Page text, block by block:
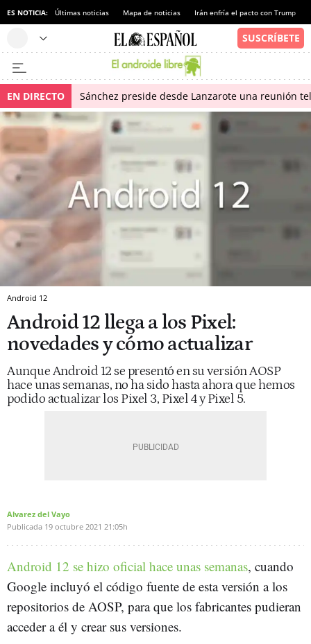
ES NOTICIA: Últimas noticias Mapa de noticias Irán enfría el pacto con Trump
EN DIRECTO Sánchez preside desde Lanzarote una reunión
Android 12
Android 12 llega a los Pixel:
novedades y cómo actualizar
Aunque Android 12 se presentó en su versión AOSP
hace unas semanas, no ha sido hasta ahora que hemos
podido actualizar los Pixel 3, Pixel 4 y Pixel 5.
Alvarez del Vayo
Publicada 19 octubre 2021 21:05h
Android 12 se hizo oficial hace unas semanas, cuando
Google incluyó el código fuente de esta versión a los
repositorios de AOSP, para que los fabricantes pudieran
acceder a él y crear sus versiones.